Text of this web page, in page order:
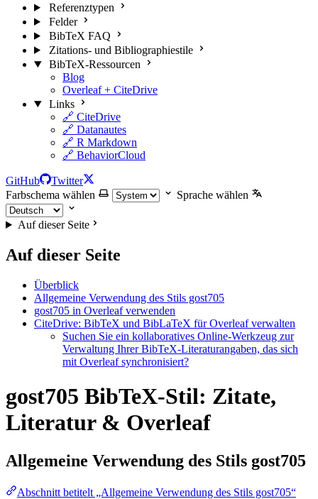
Referenztypen
Felder
BibTeX FAQ
Zitations- und Bibliographiestile
BibTeX-Ressourcen
Blog
Overleaf + CiteDrive
Links
🔗 CiteDrive
🔗 Datanautes
🔗 R Markdown
🔗 BehaviorCloud
GitHub
Twitter
Farbschema wählen
Sprache wählen
Auf dieser Seite
Auf dieser Seite
Überblick
Allgemeine Verwendung des Stils gost705
gost705 in Overleaf verwenden
CiteDrive: BibTeX und BibLaTeX für Overleaf verwalten
Suchen Sie ein kollaboratives Online-Werkzeug zur
Verwaltung Ihrer BibTeX-Literaturangaben, das sich
mit Overleaf synchronisiert?
gost705 BibTeX-Stil: Zitate,
Literatur & Overleaf
Allgemeine Verwendung des Stils gost705
Abschnitt betitelt „Allgemeine Verwendung des Stils gost705“